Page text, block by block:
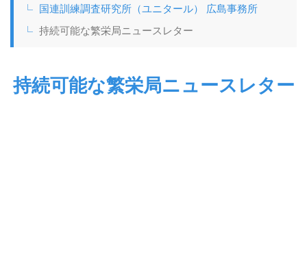
国連訓練調査研究所（ユニタール） 広島事務所
持続可能な繁栄局ニュースレター
持続可能な繁栄局ニュースレター